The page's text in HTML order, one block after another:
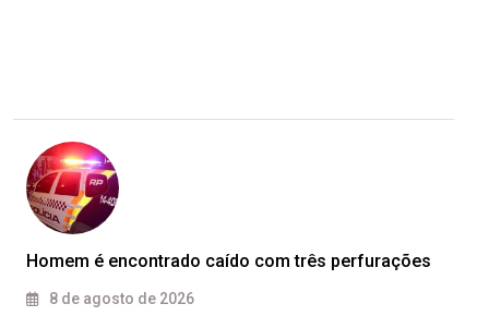
Homem é encontrado caído com três perfurações
8 de agosto de 2026